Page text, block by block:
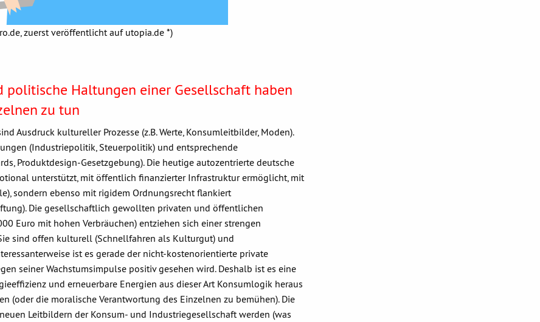
zuerst veröffentlicht auf utopia.de *)
politische Haltungen einer Gesellschaft haben
zu tun
Ausdruck kultureller Prozesse (z.B. Werte, Konsumleitbilder, Moden).
(Industriepolitik, Steuerpolitik) und entsprechende
Produktdesign-Gesetzgebung). Die heutige autozentrierte deutsche
unterstützt, mit öffentlich finanzierter Infrastruktur ermöglicht, mit
sondern ebenso mit rigidem Ordnungsrecht flankiert
Die gesellschaftlich gewollten privaten und öffentlichen
Euro mit hohen Verbräuchen) entziehen sich einer strengen
sind offen kulturell (Schnellfahren als Kulturgut) und
ist es gerade der nicht-kostenorientierte private
seiner Wachstumsimpulse positiv gesehen wird. Deshalb ist es eine
und erneuerbare Energien aus dieser Art Konsumlogik heraus
(oder die moralische Verantwortung des Einzelnen zu bemühen). Die
Leitbildern der Konsum- und Industriegesellschaft werden (was